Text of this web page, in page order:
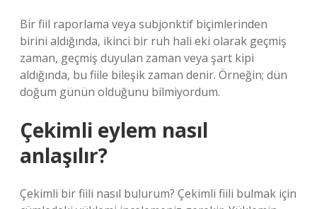
Bir fiil raporlama veya subjonktif biçimlerinden
birini aldığında, ikinci bir ruh hali eki olarak geçmiş
zaman, geçmiş duyulan zaman veya şart kipi
aldığında, bu fiile bileşik zaman denir. Örneğin; dün
doğum günün olduğunu bilmiyordum.
Çekimli eylem nasıl
anlaşılır?
Çekimli bir fiili nasıl bulurum? Çekimli fiili bulmak için